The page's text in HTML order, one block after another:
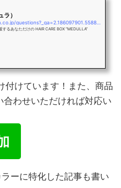
）
るあなただけの HAIR CARE BOX “MEDULLA”
付けています！また、商品
わせいただければ対応い
ーに特化した記事も書い